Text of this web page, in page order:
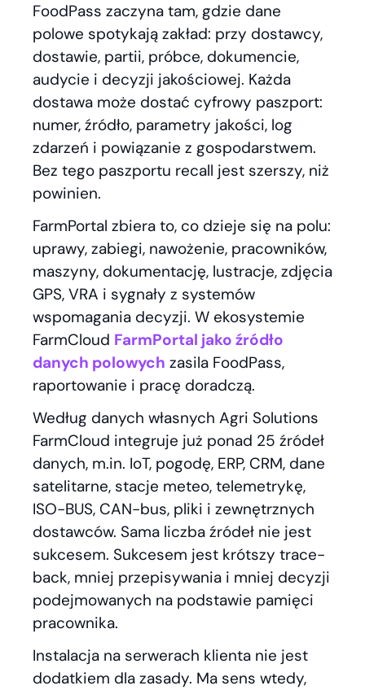
FoodPass zaczyna tam, gdzie dane
polowe spotykają zakład: przy dostawcy,
dostawie, partii, próbce, dokumencie,
audycie i decyzji jakościowej. Każda
dostawa może dostać cyfrowy paszport:
numer, źródło, parametry jakości, log
zdarzeń i powiązanie z gospodarstwem.
Bez tego paszportu recall jest szerszy, niż
powinien.
FarmPortal zbiera to, co dzieje się na polu:
uprawy, zabiegi, nawożenie, pracowników,
maszyny, dokumentację, lustracje, zdjęcia
GPS, VRA i sygnały z systemów
wspomagania decyzji. W ekosystemie
FarmCloud FarmPortal jako źródło
danych polowych zasila FoodPass,
raportowanie i pracę doradczą.
Według danych własnych Agri Solutions
FarmCloud integruje już ponad 25 źródeł
danych, m.in. IoT, pogodę, ERP, CRM, dane
satelitarne, stacje meteo, telemetrykę,
ISO-BUS, CAN-bus, pliki i zewnętrznych
dostawców. Sama liczba źródeł nie jest
sukcesem. Sukcesem jest krótszy trace-
back, mniej przepisywania i mniej decyzji
podejmowanych na podstawie pamięci
pracownika.
Instalacja na serwerach klienta nie jest
dodatkiem dla zasady. Ma sens wtedy,